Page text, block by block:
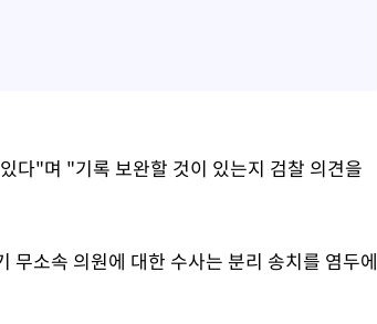
다"며 "기록 보완할 것이 있는지 검찰 의견을
무소속 의원에 대한 수사는 분리 송치를 염두에